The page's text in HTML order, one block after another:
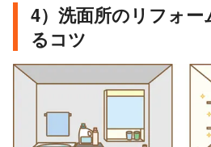
4）洗面所のリフォ
るコツ